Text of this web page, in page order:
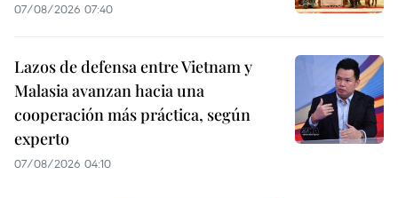
07/08/2026 07:40
Lazos de defensa entre Vietnam y
Malasia avanzan hacia una
cooperación más práctica, según
experto
07/08/2026 04:10